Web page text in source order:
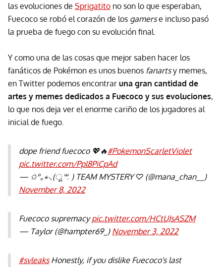
las evoluciones de Sprigatito no son lo que esperaban,
Fuecoco se robó el corazón de los gamerse incluso pasó
la prueba de fuego con su evolución final.
Y como una de las cosas que mejor saben hacer los
fanáticos de Pokémon es unos buenos fanartsy memes,
en Twitter podemos encontrar una gran cantidad de
artes y memes dedicados a Fuecoco y sus evoluciones,
lo que nos deja ver el enorme cariño de los jugadores al
inicial de fuego.
dope friend fuecoco 💖🔥#PokemonScarletViolet
pic.twitter.com/Ppl8PiCpAd
— ✩°｡⋆⸜(ू˙꒳​˙ ) TEAM MYSTERY ♡ (@mana_chan__)
November 8, 2022
Fuecoco supremacypic.twitter.com/HCtUJsASZM
— Taylor (@hampter69_) November 3, 2022
#svleaksHonestly, if you dislike Fuecoco's last